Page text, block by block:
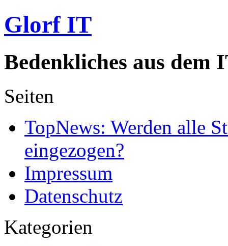
Glorf IT
Bedenkliches aus dem
Seiten
TopNews: Werden alle
eingezogen?
Impressum
Datenschutz
Kategorien